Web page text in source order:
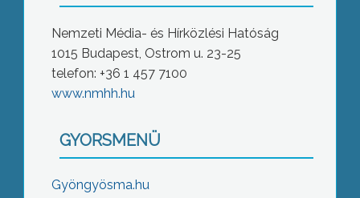
Nemzeti Média- és Hírközlési Hatóság
1015 Budapest, Ostrom u. 23-25
telefon: +36 1 457 7100
www.nmhh.hu
GYORSMENÜ
Gyöngyösma.hu